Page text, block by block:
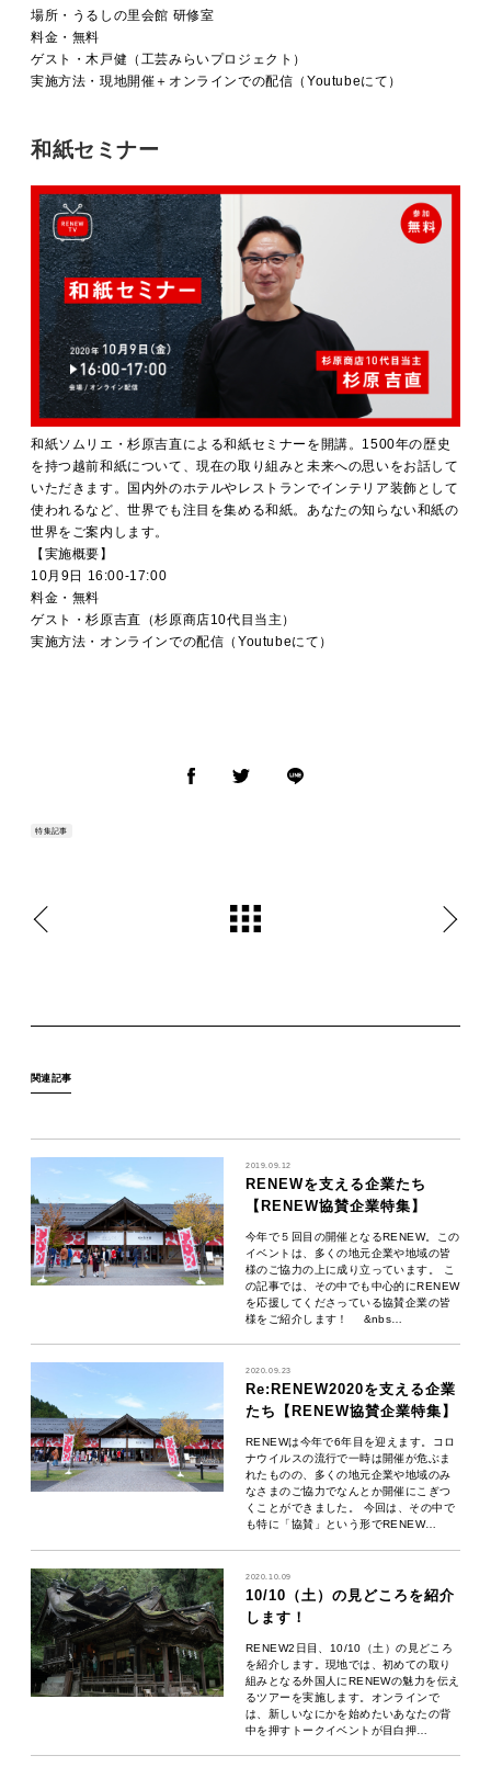
場所・うるしの里会館 研修室
料金・無料
ゲスト・木戸健（工芸みらいプロジェクト）
実施方法・現地開催＋オンラインでの配信（Youtubeにて）
和紙セミナー
和紙ソムリエ・杉原吉直による和紙セミナーを開講。1500年の歴史
を持つ越前和紙について、現在の取り組みと未来への思いをお話して
いただきます。国内外のホテルやレストランでインテリア装飾として
使われるなど、世界でも注目を集める和紙。あなたの知らない和紙の
世界をご案内します。
【実施概要】
10月9日 16:00-17:00
料金・無料
ゲスト・杉原吉直（杉原商店10代目当主）
実施方法・オンラインでの配信（Youtubeにて）
特集記事
関連記事
2019.09.12
RENEWを支える企業たち
【RENEW協賛企業特集】
今年で５回目の開催となるRENEW。この
イベントは、多くの地元企業や地域の皆
様のご協力の上に成り立っています。 こ
の記事では、その中でも中心的にRENEW
を応援してくださっている協賛企業の皆
様をご紹介します！ &nbs…
2020.09.23
Re:RENEW2020を支える企業
たち【RENEW協賛企業特集】
RENEWは今年で6年目を迎えます。コロ
ナウイルスの流行で一時は開催が危ぶま
れたものの、多くの地元企業や地域のみ
なさまのご協力でなんとか開催にこぎつ
くことができました。 今回は、その中で
も特に「協賛」という形でRENEW…
2020.10.09
10/10（土）の見どころを紹介
します！
RENEW2日目、10/10（土）の見どころ
を紹介します。現地では、初めての取り
組みとなる外国人にRENEWの魅力を伝え
るツアーを実施します。オンラインで
は、新しいなにかを始めたいあなたの背
中を押すトークイベントが目白押…